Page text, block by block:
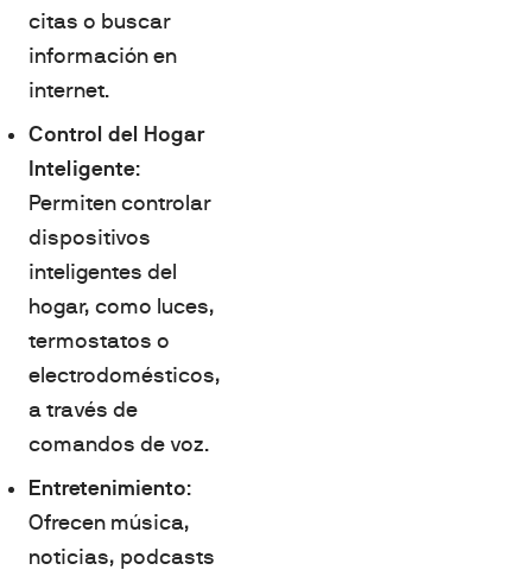
citas o buscar
información en
internet.
Control del Hogar
Inteligente:
Permiten controlar
dispositivos
inteligentes del
hogar, como luces,
termostatos o
electrodomésticos,
a través de
comandos de voz.
Entretenimiento:
Ofrecen música,
noticias, podcasts